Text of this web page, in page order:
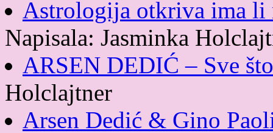
Astrologija otkriva ima li
Napisala: Jasminka
ARSEN DEDIĆ – Sve
Holclajtner
Arsen Dedić & Gino